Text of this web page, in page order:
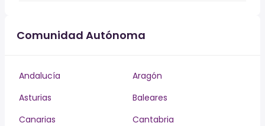
Comunidad Autónoma
Andalucía
Aragón
Asturias
Baleares
Canarias
Cantabria